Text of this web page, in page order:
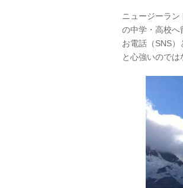
ニュージーラ
の中学・高校へ
お電話（SNS
と心強いのでは